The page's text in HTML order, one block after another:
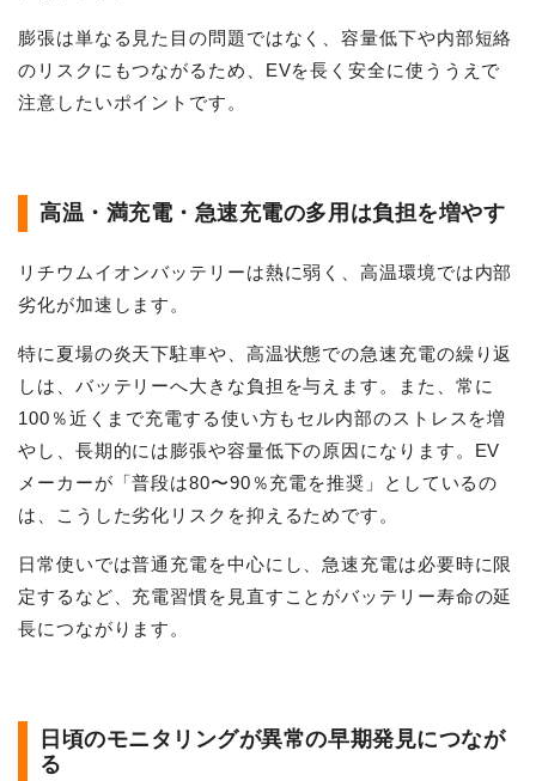
膨張は単なる見た目の問題ではなく、容量低下や内部短絡
のリスクにもつながるため、EVを長く安全に使ううえで
注意したいポイントです。
高温・満充電・急速充電の多用は負担を増やす
リチウムイオンバッテリーは熱に弱く、高温環境では内部
劣化が加速します。
特に夏場の炎天下駐車や、高温状態での急速充電の繰り返
しは、バッテリーへ大きな負担を与えます。また、常に
100％近くまで充電する使い方もセル内部のストレスを増
やし、長期的には膨張や容量低下の原因になります。EV
メーカーが「普段は80〜90％充電を推奨」としているの
は、こうした劣化リスクを抑えるためです。
日常使いでは普通充電を中心にし、急速充電は必要時に限
定するなど、充電習慣を見直すことがバッテリー寿命の延
長につながります。
日頃のモニタリングが異常の早期発見につなが
る